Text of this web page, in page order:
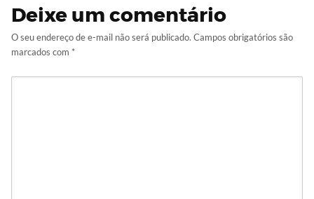
Deixe um comentário
O seu endereço de e-mail não será publicado. Campos obrigatórios são
marcados com *